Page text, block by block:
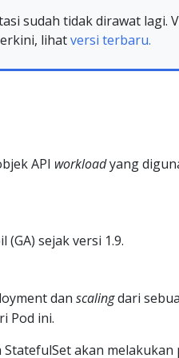
sudah tidak dirawat lagi.
lihatversi terbaru.
API workloadyang
sejak versi 1.9.
dan scalingdari
Pod ini.
StatefulSet akan